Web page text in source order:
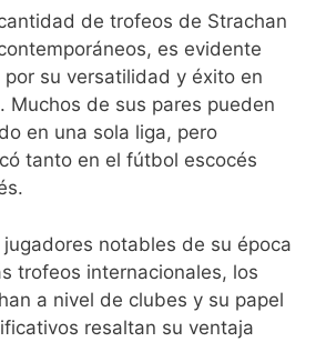
de trofeos de Strachan
es evidente
su versatilidad y éxito en
Muchos de sus pares pueden
en una sola liga, pero
tanto en el fútbol escocés
notables de su época
trofeos internacionales, los
a nivel de clubes y su papel
resaltan su ventaja